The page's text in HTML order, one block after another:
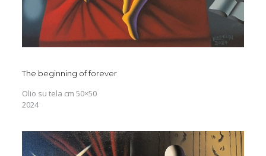
The beginning of forever
Olio su tela cm 50×50
2024